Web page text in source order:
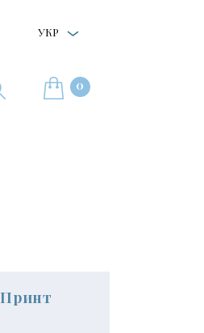
УКР
0
Принт